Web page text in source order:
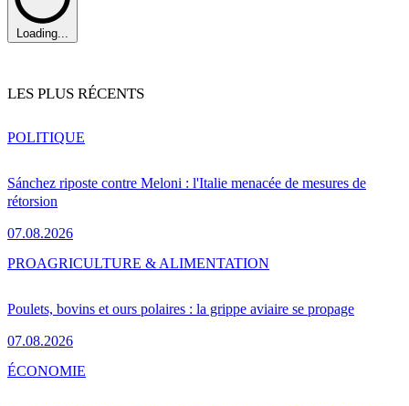
Loading...
LES PLUS RÉCENTS
Sánchez riposte contre Meloni : l'Italie menacée de mesures de
rétorsion
07.08.2026
POLITIQUE
Poulets, bovins et ours polaires : la grippe aviaire se propage
07.08.2026
PROAGRICULTURE & ALIMENTATION
ÉCONOMIE